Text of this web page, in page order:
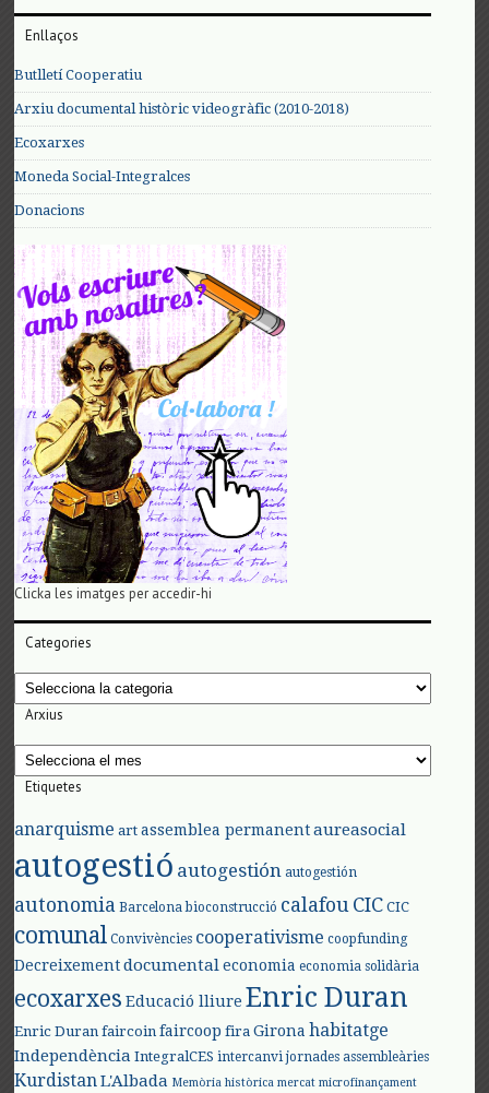
Enllaços
Butlletí Cooperatiu
Arxiu documental històric videogràfic (2010-2018)
Ecoxarxes
Moneda Social-Integralces
Donacions
Clicka les imatges per accedir-hi
Categories
Categories
Arxius
Arxius
Etiquetes
anarquisme art assemblea permanent aureasocial
autogestió autogestión autogestión
autonomia Barcelona bioconstrucció calafouCIC CIC
comunal Convivències cooperativisme coopfunding
Decreixement documental economia economia solidària
ecoxarxes Educació lliure Enric Duran
Enric Duran faircoin faircoop fira Girona habitatge
Independència IntegralCES intercanvi jornades assembleàries
KurdistanL'Albada Memòria històrica mercat microfinançament